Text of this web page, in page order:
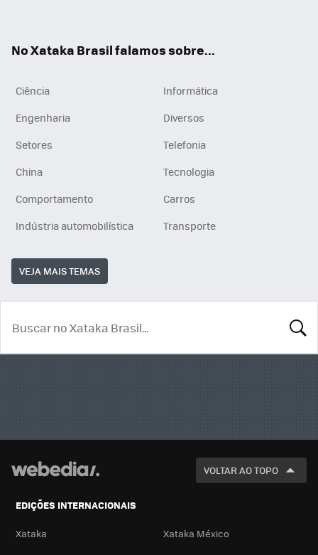
No Xataka Brasil falamos sobre...
Ciência
Informática
Engenharia
Diversos
Setores
Telefonia
China
Tecnologia
Comportamento
Carros
Indústria automobilística
Transporte
VEJA MAIS TEMAS
VOLTAR AO TOPO
EDIÇÕES INTERNACIONAIS
Xataka Xataka México